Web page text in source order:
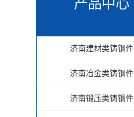
产品中心
济南建材类铸钢件
济南冶金类铸钢件
济南锻压类铸钢件